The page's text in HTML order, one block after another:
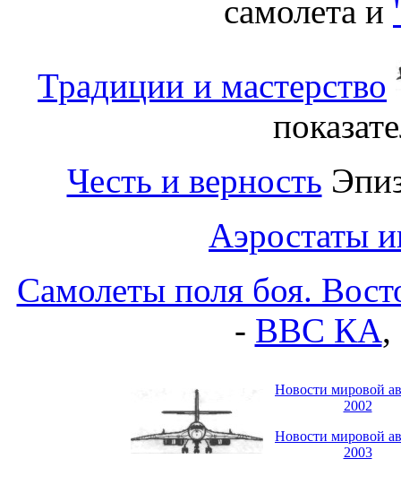
самолета и
Традиции и мастерство
Честь и верность
Аэростаты
Самолеты поля боя.
- ВВС КА,
Новости мировой
2002
Новости мировой
2003